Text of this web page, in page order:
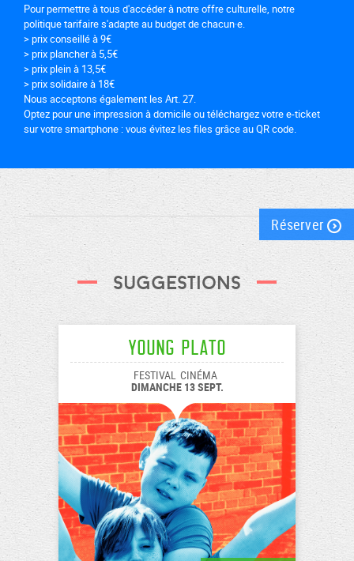
Pour permettre à tous d'accéder à notre offre culturelle, notre
politique tarifaire s'adapte au budget de chacun·e.
> prix conseillé à 9€
> prix plancher à 5,5€
> prix plein à 13,5€
> prix solidaire à 18€
Nous acceptons également les Art. 27.
Optez pour une impression à domicile ou téléchargez votre e-ticket
sur votre smartphone : vous évitez les files grâce au QR code.
Réserver
Suggestions
Young Plato
FESTIVAL CINÉMA
DIMANCHE 13 SEPT.